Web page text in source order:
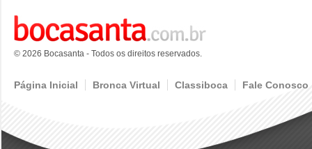
© 2026 Bocasanta - Todos os direitos reservados.
Página Inicial Bronca Virtual Classiboca Fale Conosco